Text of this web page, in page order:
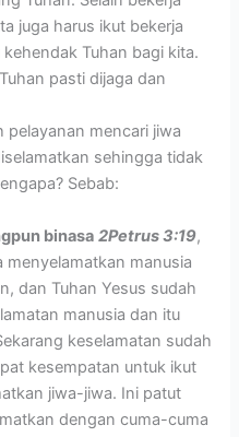
juga harus ikut bekerja
Tuhan bagi kita.
pasti dijaga dan
pelayanan mencari jiwa
sehingga tidak
Sebab:
binasa 2Petrus 3:19,
menyelamatkan manusia
dan Tuhan Yesus sudah
manusia dan itu
keselamatan sudah
kesempatan untuk ikut
jiwa-jiwa. Ini patut
dengan cuma-cuma